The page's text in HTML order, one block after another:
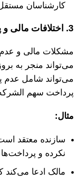
کارشناسان
3. اختلافات مالی و
مشکلات مالی و عدم
می‌تواند منجر به
می‌تواند شامل عدم
پرداخت سهم الشرکه
مثال:
سازنده معتقد
نکرده و
مالک ادعا می‌کند